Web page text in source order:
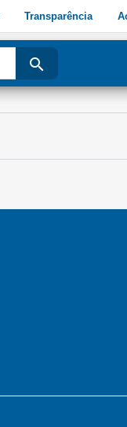
Transparência
search